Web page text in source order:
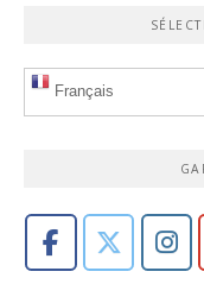
Français